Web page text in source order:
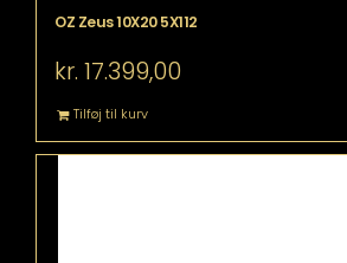
OZ Zeus 10X20 5X112
kr. 17.399,00
Tilføj til kurv